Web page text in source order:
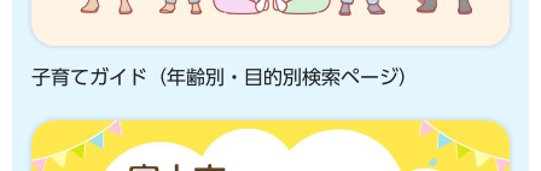
子育てガイド（年齢別・目的別検索ページ）